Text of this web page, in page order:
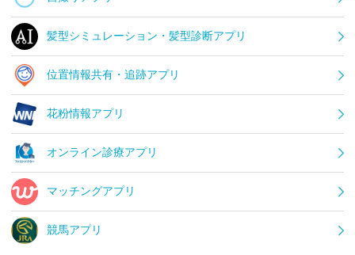
髪型シミュレーション・髪型診断アプリ
位置情報共有・追跡アプリ
花粉情報アプリ
オンライン診療アプリ
マッチングアプリ
競馬アプリ